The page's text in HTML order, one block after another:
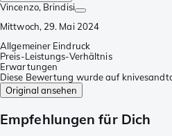
Vincenzo, Brindisi
Mittwoch, 29. Mai 2024
Allgemeiner Eindruck
Preis-Leistungs-Verhältnis
Erwartungen
Diese Bewertung wurde auf
Original ansehen
Empfehlungen für Dich